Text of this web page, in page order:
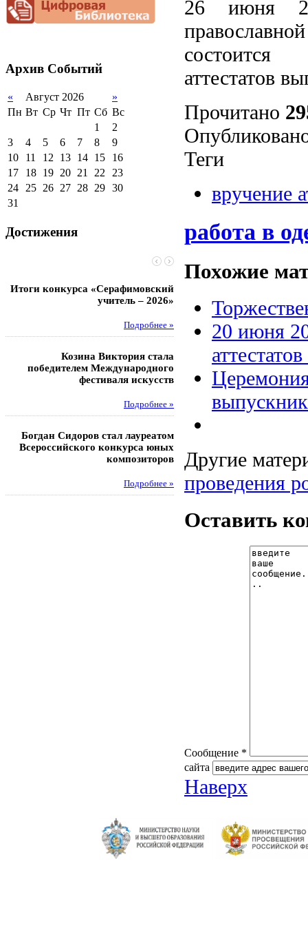
ООП СОО
школа»
приёма (перевода)
обучающихся
Международное
Организация питания в
образовательной
организации
2012-2013 уч.год
документационной
нагрузки
Архив Событий
« Август 2026
»
Пн Вт Ср Чт Пт Сб Вс
1
2
3
4 5 6 7 8
9
10
11 12 13 14 15
16
17
18 19 20 21 22 23
24 25 26 27 28 29 30
31
Достижения
Итоги конкурса «Серафимовский
учитель – 2026»
Подробнее »
Козина Виктория стала
победителем Международного
фестиваля искусств
Подробнее »
Богдан Сидоров стал лауреатом
Всероссийского конкурса юных
композиторов
Подробнее »
областных
Музафаров Пётр стал
турнира
конкурса «За
подвиг
26 июня
состоится
аттестатов
Прочитано
Теги
вручение
работа в
Похожие
20 июня
Другие
проведения
Оставить
Сообщение *
сайта
Наверх